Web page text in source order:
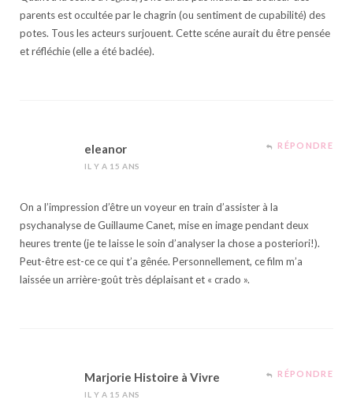
parents est occultée par le chagrin (ou sentiment de cupabilité) des
potes. Tous les acteurs surjouent. Cette scéne aurait du être pensée
et réfléchie (elle a été baclée).
eleanor
IL Y A 15 ANS
RÉPONDRE
On a l’impression d’être un voyeur en train d’assister à la
psychanalyse de Guillaume Canet, mise en image pendant deux
heures trente (je te laisse le soin d’analyser la chose a posteriori!).
Peut-être est-ce ce qui t’a gênée. Personnellement, ce film m’a
laissée un arrière-goût très déplaisant et « crado ».
Marjorie Histoire à Vivre
IL Y A 15 ANS
RÉPONDRE